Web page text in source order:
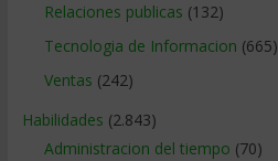
Relaciones publicas (132)
Tecnologia de Informacion (665)
Ventas (242)
Habilidades (2.843)
Administracion del tiempo (70)